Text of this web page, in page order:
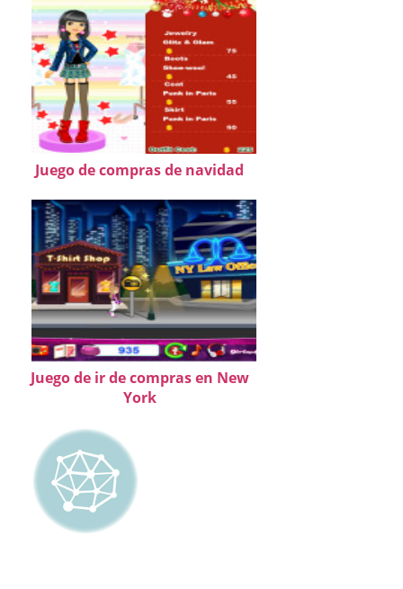
Juego de compras de navidad
Juego de ir de compras en New
York